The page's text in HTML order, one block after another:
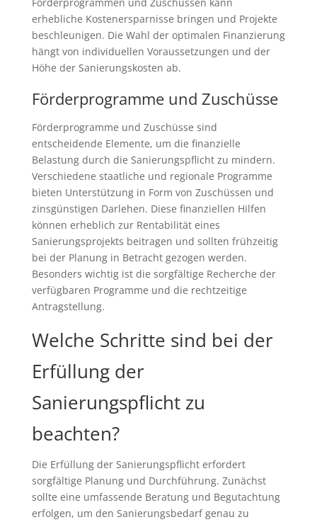
Förderprogrammen und Zuschüssen kann
erhebliche Kostenersparnisse bringen und Projekte
beschleunigen. Die Wahl der optimalen Finanzierung
hängt von individuellen Voraussetzungen und der
Höhe der Sanierungskosten ab.
Förderprogramme und Zuschüsse
Förderprogramme und Zuschüsse sind
entscheidende Elemente, um die finanzielle
Belastung durch die Sanierungspflicht zu mindern.
Verschiedene staatliche und regionale Programme
bieten Unterstützung in Form von Zuschüssen und
zinsgünstigen Darlehen. Diese finanziellen Hilfen
können erheblich zur Rentabilität eines
Sanierungsprojekts beitragen und sollten frühzeitig
bei der Planung in Betracht gezogen werden.
Besonders wichtig ist die sorgfältige Recherche der
verfügbaren Programme und die rechtzeitige
Antragstellung.
Welche Schritte sind bei der
Erfüllung der
Sanierungspflicht zu
beachten?
Die Erfüllung der Sanierungspflicht erfordert
sorgfältige Planung und Durchführung. Zunächst
sollte eine umfassende Beratung und Begutachtung
erfolgen, um den Sanierungsbedarf genau zu